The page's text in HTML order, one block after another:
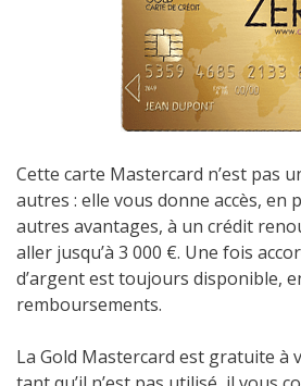
Cette carte Mastercard n’est pas
autres : elle vous donne accès, en
autres avantages, à un crédit
aller jusqu’à 3 000 €. Une fois
d’argent est toujours disponible,
remboursements.
La Gold Mastercard est gratuite à